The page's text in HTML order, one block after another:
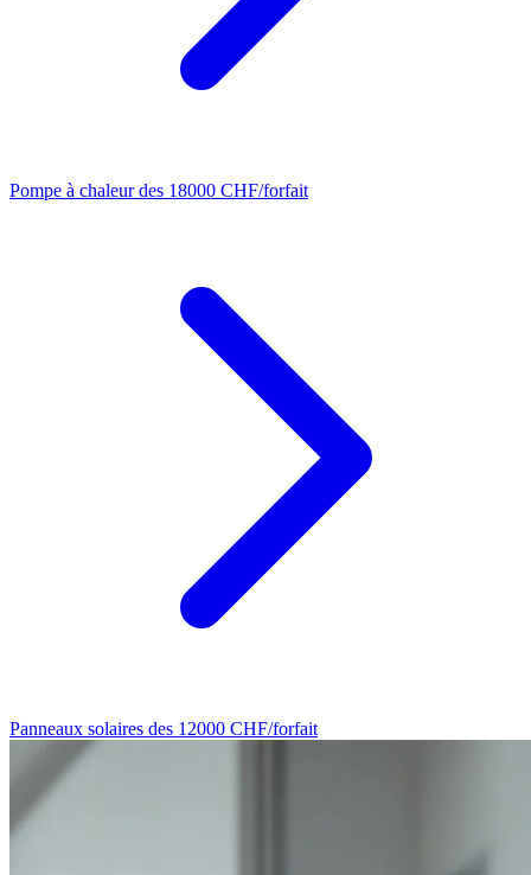
Pompe à chaleur des 18000 CHF/forfait
Panneaux solaires des 12000 CHF/forfait